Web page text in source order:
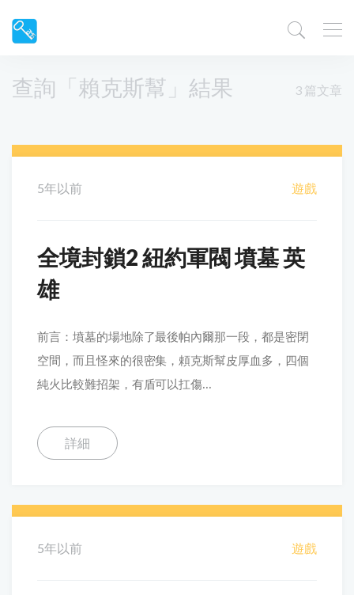
查詢「賴克斯幫」結果 3 篇文章
5年以前 遊戲
全境封鎖2 紐約軍閥 墳墓 英
雄
前言：墳墓的場地除了最後帕內爾那一段，都是密閉
空間，而且怪來的很密集，頼克斯幫皮厚血多，四個
純火比較難招架，有盾可以扛傷...
詳細
5年以前 遊戲